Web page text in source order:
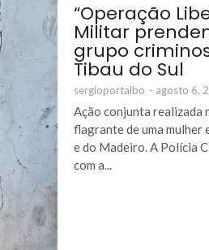
“Operação
Militar
grupo
Tibau do Sul
sergioportalbo - agosto 6,
Ação conjunta realizada
flagrante de uma mulher
e do Madeiro. A Polícia
com a...